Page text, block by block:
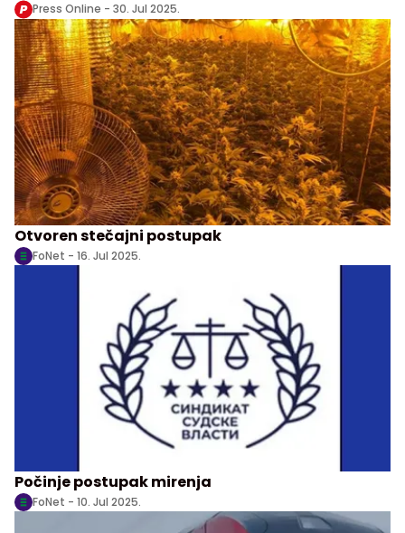
Press Online - 30. Jul 2025.
Otvoren stečajni postupak
FoNet - 16. Jul 2025.
Počinje postupak mirenja
FoNet - 10. Jul 2025.